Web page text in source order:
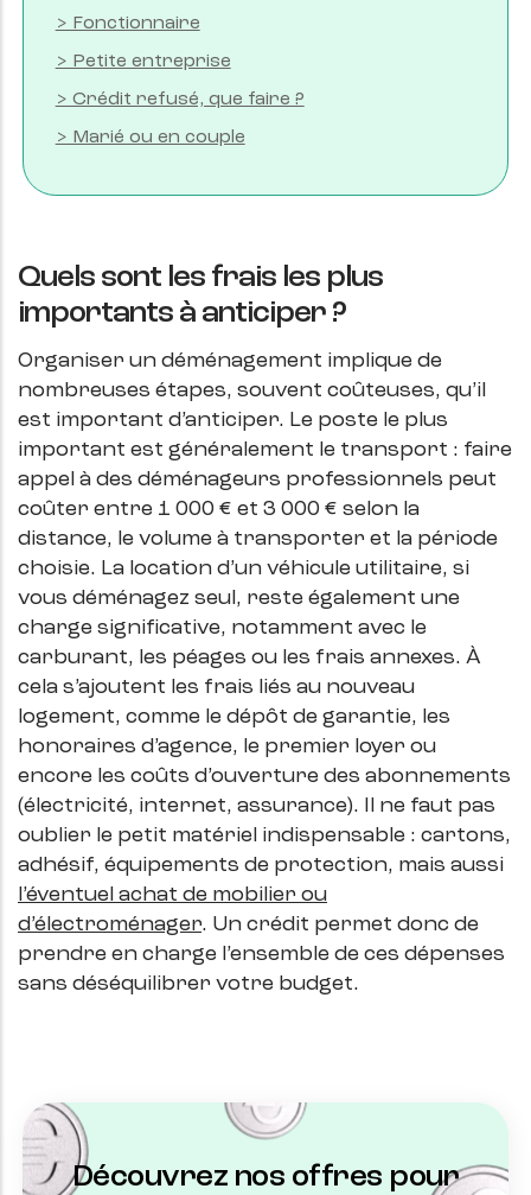
> Fonctionnaire
> Petite entreprise
> Crédit refusé, que faire ?
> Marié ou en couple
Quels sont les frais les plus
importants à anticiper ?
Organiser un déménagement implique de
nombreuses étapes, souvent coûteuses, qu’il
est important d’anticiper. Le poste le plus
important est généralement le transport : faire
appel à des déménageurs professionnels peut
coûter entre 1 000 € et 3 000 € selon la
distance, le volume à transporter et la période
choisie. La location d’un véhicule utilitaire, si
vous déménagez seul, reste également une
charge significative, notamment avec le
carburant, les péages ou les frais annexes. À
cela s’ajoutent les frais liés au nouveau
logement, comme le dépôt de garantie, les
honoraires d’agence, le premier loyer ou
encore les coûts d’ouverture des abonnements
(électricité, internet, assurance). Il ne faut pas
oublier le petit matériel indispensable : cartons,
adhésif, équipements de protection, mais aussi
l’éventuel achat de mobilier ou
d’électroménager. Un crédit permet donc de
prendre en charge l’ensemble de ces dépenses
sans déséquilibrer votre budget.
Découvrez nos offres pour